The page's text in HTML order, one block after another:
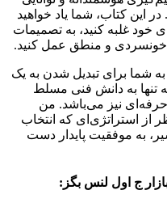
این کتاب، شما یاد خواهید
خود غلبه کنید، به تصمیمات
خونسردی و منطق عمل کنید.
شما برای تبدیل شدن به یک
تنها به دانش فنی مسلط
نیز می‌باشد. من
استراتژی‌ای که انتخاب
به موفقیت پایدار دست
ج اول لنس بگز: